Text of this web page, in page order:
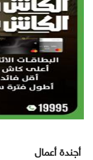
أجندة أعمال